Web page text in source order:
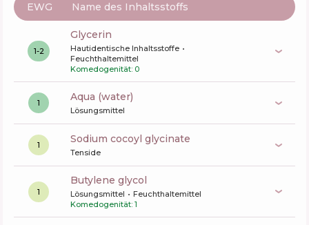
EWG Name des Inhaltsstoffs
1-2
glycerin
Hautidentische Inhaltsstoffe
Feuchthaltemittel
Komedogenität: 0
1 aqua (water)
Lösungsmittel
1 sodium cocoyl glycinate
Tenside
1
butylene glycol
Lösungsmittel
Feuchthaltemittel
Komedogenität: 1